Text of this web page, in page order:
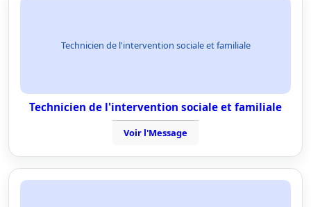
Technicien de l'intervention sociale et familiale
Technicien de l'intervention sociale et familiale
Voir l'Message